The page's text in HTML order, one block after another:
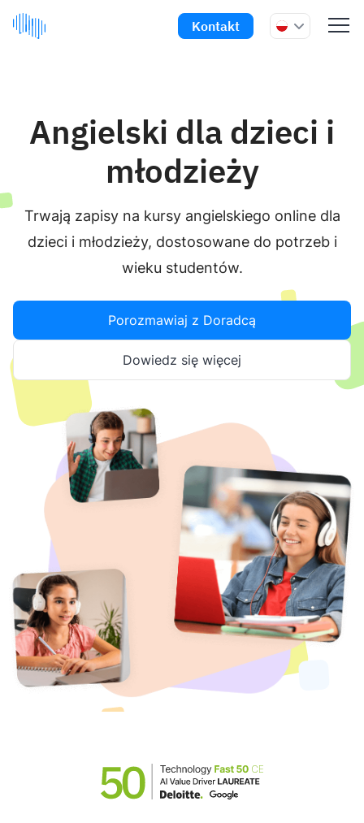
Kontakt
Angielski dla dzieci i
młodzieży
Trwają zapisy na kursy angielskiego online dla
dzieci i młodzieży, dostosowane do potrzeb i
wieku studentów.
Porozmawiaj z Doradcą
Dowiedz się więcej